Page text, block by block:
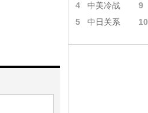
4 中美冷战 9
5 中日关系 10